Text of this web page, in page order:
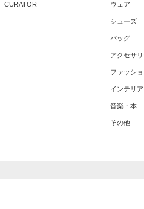
CURATOR ウェア
シューズ
バッグ
アクセサ
ファッシ
インテリア
音楽・本
その他